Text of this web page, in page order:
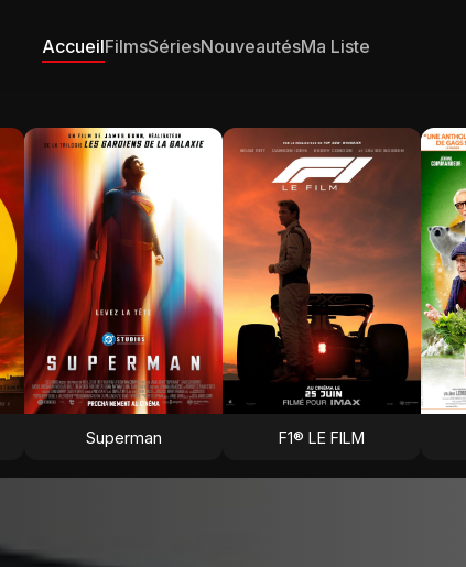
AccueilFilmsSériesNouveautésMa Liste
Superman F1® LE FILM